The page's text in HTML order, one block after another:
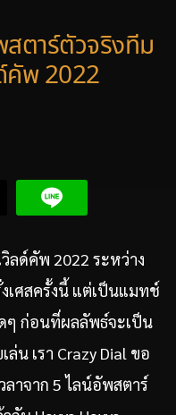
สตาร์ตัวจริงทีม
คัพ 2022
ลด์คัพ 2022 ระหว่าง
เศสครั้งนี้ แต่เป็นแมทช์
ๆ ก่อนที่ผลลัพธ์จะเป็น
น เรา Crazy Dial ขอ
ลาจาก 5 ไลน์อัพสตาร์